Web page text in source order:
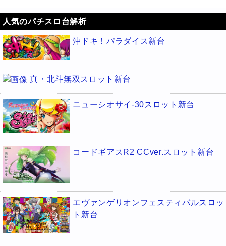
人気のパチスロ台解析
沖ドキ！パラダイス新台
真・北斗無双スロット新台
ニューシオサイ-30スロット新台
コードギアスR2 CCver.スロット新台
エヴァンゲリオンフェスティバルスロッ
ト新台